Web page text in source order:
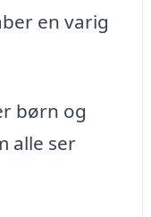
en varig
børn og
alle ser